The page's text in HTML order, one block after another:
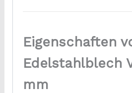
Eigenschaften
Edelstahlblech
mm